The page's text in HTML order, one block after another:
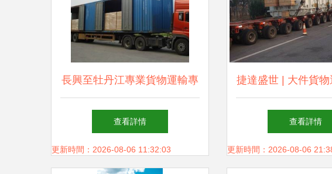
長興至牡丹江專業貨物運輸專
線服務
查看詳情
更新時間：2026-08-06 11:32:03
捷達盛世 | 大件貨
這5點，有效減少
查看詳情
更新時間：2026-08-06